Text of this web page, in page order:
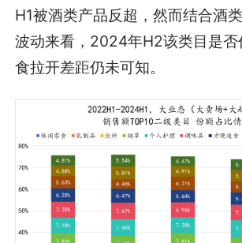
H1被酒类产品反超，然而结合酒
波动来看，2024年H2该类目是否
食拉开差距仍未可知。